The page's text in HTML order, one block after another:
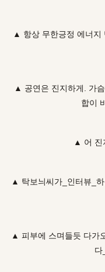
▲ 항상 무한긍정 에너지
▲ 공연은 진지하게. 가
합이
▲ 어 진
▲ 탁보늬씨가_인터뷰_
▲ 피부에 스며들듯 다가
다